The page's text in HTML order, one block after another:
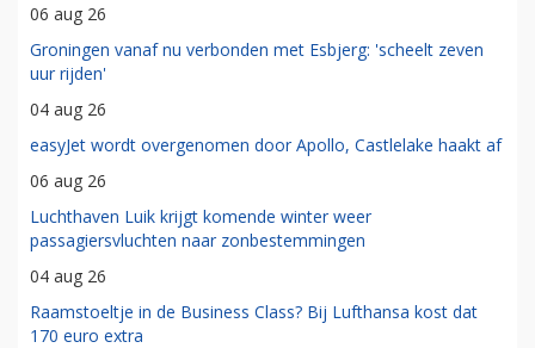
06 aug 26
Groningen vanaf nu verbonden met Esbjerg: 'scheelt zeven
uur rijden'
04 aug 26
easyJet wordt overgenomen door Apollo, Castlelake haakt af
06 aug 26
Luchthaven Luik krijgt komende winter weer
passagiersvluchten naar zonbestemmingen
04 aug 26
Raamstoeltje in de Business Class? Bij Lufthansa kost dat
170 euro extra